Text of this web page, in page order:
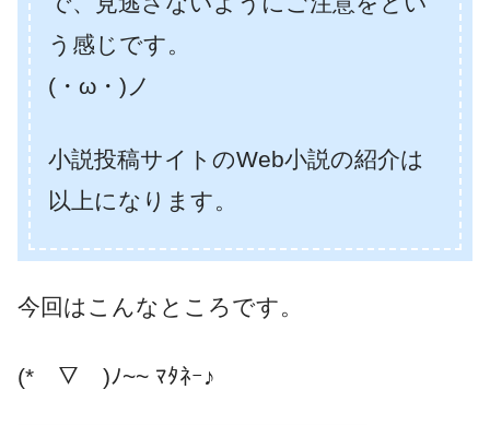
う感じです。
(・ω・)ノ
小説投稿サイトのWeb小説の紹介は
以上になります。
今回はこんなところです。
(*￣▽￣)ﾉ~~ ﾏﾀﾈｰ♪